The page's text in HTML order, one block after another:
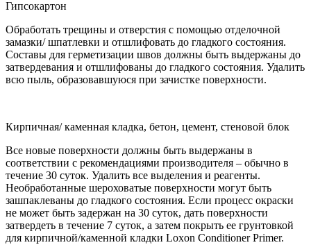
Гипсокартон
Обработать трещины и отверстия с помощью отделочной
замазки/ шпатлевки и отшлифовать до гладкого состояния.
Составы для герметизации швов должны быть выдержаны до
затвердевания и отшлифованы до гладкого состояния. Удалить
всю пыль, образовавшуюся при зачистке поверхности.
Кирпичная/ каменная кладка, бетон, цемент, стеновой блок
Все новые поверхности должны быть выдержаны в
соответствии с рекомендациями производителя – обычно в
течение 30 суток. Удалить все выделения и реагенты.
Необработанные шероховатые поверхности могут быть
зашпаклеваны до гладкого состояния. Если процесс окраски
не может быть задержан на 30 суток, дать поверхности
затвердеть в течение 7 суток, а затем покрыть ее грунтовкой
для кирпичной/каменной кладки Loxon Conditioner Primer.